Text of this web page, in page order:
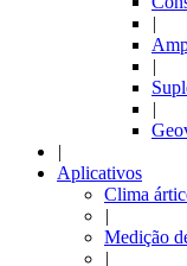
|
|
|
|
Aplicativos
Clima
|
Medição
|